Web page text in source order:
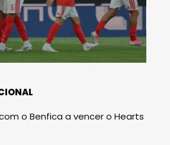
o Benfica a vencer o Hearts